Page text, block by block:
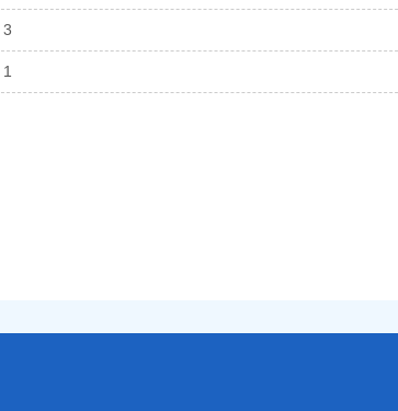
3
1